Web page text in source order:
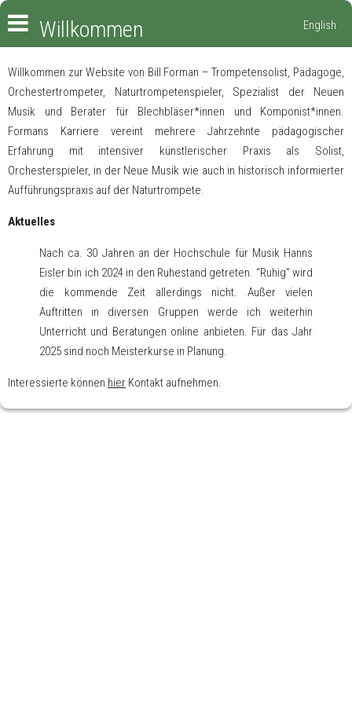
English
Willkommen
Willkommen zur Website von Bill Forman – Trompetensolist, Pädagoge,
Orchestertrompeter, Naturtrompetenspieler, Spezialist der Neuen
Musik und Berater für Blechbläser*innen und Komponist*innen.
Formans Karriere vereint mehrere Jahrzehnte pädagogischer
Erfahrung mit intensiver künstlerischer Praxis als Solist,
Orchesterspieler, in der Neue Musik wie auch in historisch informierter
Aufführungspraxis auf der Naturtrompete.
Aktuelles
Nach ca. 30 Jahren an der Hochschule für Musik Hanns
Eisler bin ich 2024 in den Ruhestand getreten. “Ruhig” wird
die kommende Zeit allerdings nicht. Außer vielen
Auftritten in diversen Gruppen werde ich weiterhin
Unterricht und Beratungen online anbieten. Für das Jahr
2025 sind noch Meisterkurse in Planung.
Interessierte können hier Kontakt aufnehmen.